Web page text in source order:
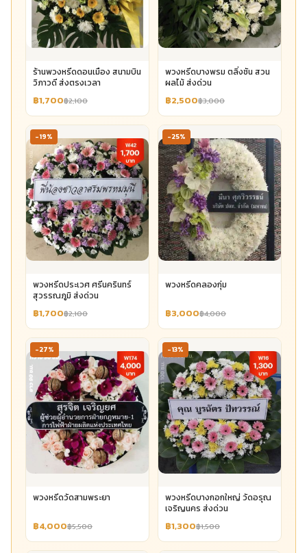
ร้านพวงหรีดดอนเมือง สนามบิน
วิภาวดี ส่งตรงเวลา
฿1,700฿2,100
พวงหรีดบางพรม ตลิ่งชัน สวน
ผลไม้ ส่งด่วน
฿2,500฿3,000
-19%
พวงหรีดประเวศ ศรีนครินทร์
สุวรรณภูมิ ส่งด่วน
฿1,700฿2,100
-25%
พวงหรีดคลองกุ่ม
฿3,000฿4,000
-27%
พวงหรีดวัดสามพระยา
฿4,000฿5,500
-13%
พวงหรีดบางกอกใหญ่ วัดอรุณ
เจริญนคร ส่งด่วน
฿1,300฿1,500